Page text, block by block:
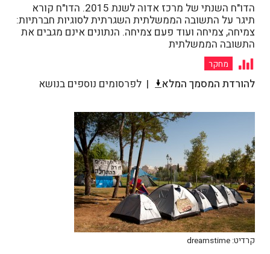
הדו"ח השנתי של מרכז אדוה לשנת 2015. הדו"ח קורא
תיגר על התשובה הממשלתית השגרתית לסוגיות חברתיות:
צמיחה, צמיחה ועוד פעם צמיחה. הנתונים אינם מגבים את
התשובה הממשלתית
מחקר
להורדת המסמך המלא לפרסומים נוספים בנושא
קרדיט: dreamstime